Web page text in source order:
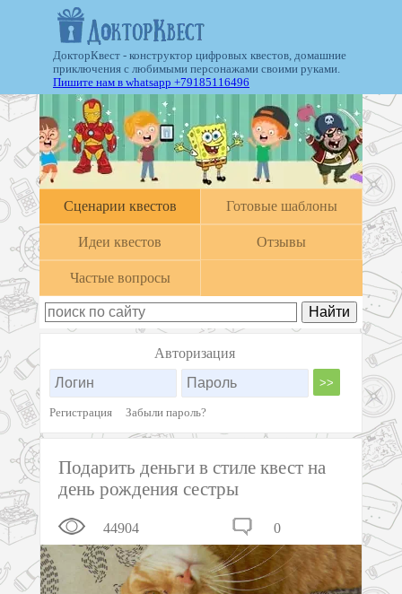
ДокторКвест - конструктор цифровых квестов, домашние
приключения с любимыми персонажами своими руками.
Пишите нам в whatsapp +79185116496
Cценарии квестов Готовые шаблоны
Идеи квестов Отзывы
Частые вопросы
Авторизация
Регистрация Забыли пароль?
Подарить деньги в стиле квест на
день рождения сестры
44904 0